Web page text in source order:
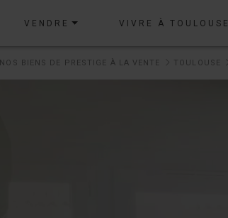
VENDRE VIVRE À TOULOUSE
NOS BIENS DE PRESTIGE À LA VENTE TOULOUSE